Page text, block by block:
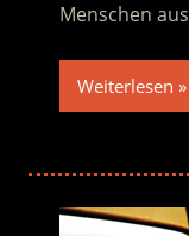
Menschen aus
Weiterlesen